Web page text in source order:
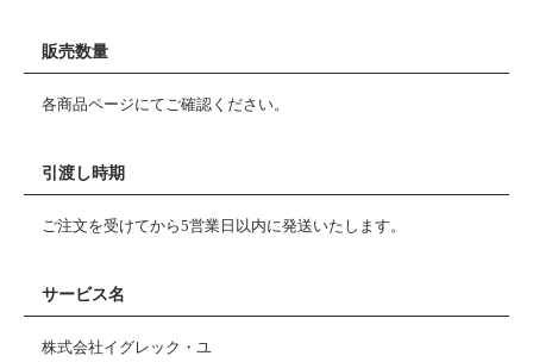
販売数量
各商品ページにてご確認ください。
引渡し時期
ご注文を受けてから5営業日以内に発送いたします。
サービス名
株式会社イグレック・ユ